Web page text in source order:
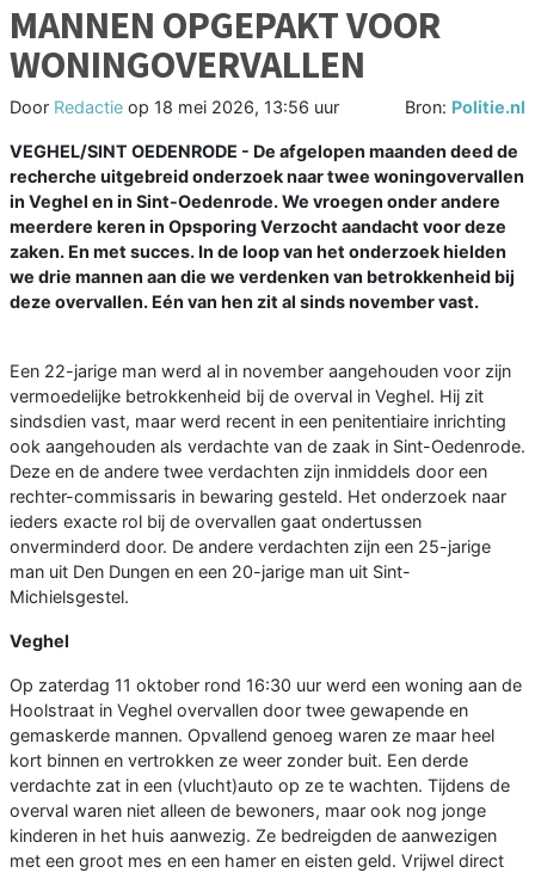
MANNEN OPGEPAKT VOOR
WONINGOVERVALLEN
Door Redactie op 18 mei 2026, 13:56 uur Bron: Politie.nl
VEGHEL/SINT OEDENRODE - De afgelopen maanden deed de
recherche uitgebreid onderzoek naar twee woningovervallen
in Veghel en in Sint-Oedenrode. We vroegen onder andere
meerdere keren in Opsporing Verzocht aandacht voor deze
zaken. En met succes. In de loop van het onderzoek hielden
we drie mannen aan die we verdenken van betrokkenheid bij
deze overvallen. Eén van hen zit al sinds november vast.
Een 22-jarige man werd al in november aangehouden voor zijn
vermoedelijke betrokkenheid bij de overval in Veghel. Hij zit
sindsdien vast, maar werd recent in een penitentiaire inrichting
ook aangehouden als verdachte van de zaak in Sint-Oedenrode.
Deze en de andere twee verdachten zijn inmiddels door een
rechter-commissaris in bewaring gesteld. Het onderzoek naar
ieders exacte rol bij de overvallen gaat ondertussen
onverminderd door. De andere verdachten zijn een 25-jarige
man uit Den Dungen en een 20-jarige man uit Sint-
Michielsgestel.
Veghel
Op zaterdag 11 oktober rond 16:30 uur werd een woning aan de
Hoolstraat in Veghel overvallen door twee gewapende en
gemaskerde mannen. Opvallend genoeg waren ze maar heel
kort binnen en vertrokken ze weer zonder buit. Een derde
verdachte zat in een (vlucht)auto op ze te wachten. Tijdens de
overval waren niet alleen de bewoners, maar ook nog jonge
kinderen in het huis aanwezig. Ze bedreigden de aanwezigen
met een groot mes en een hamer en eisten geld. Vrijwel direct